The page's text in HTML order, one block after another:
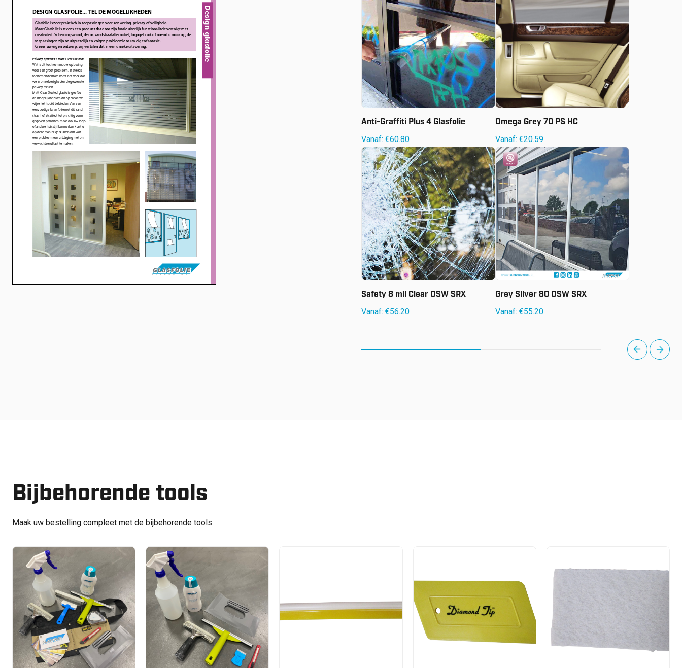
Anti-Graffiti Plus 4 Glasfolie
Vanaf: €60.80
Omega Grey 70 PS HC
Vanaf: €20.59
Vanaf:€56.20
Safety 8 mil Clear OSW SRX
Vanaf: €56.20
Vanaf:€55.20
Grey Silver 80 OSW SRX
Vanaf: €55.20
prev
next
Bijbehorende tools
Maak uw bestelling compleet met de bijbehorende tools.
125.00 62.50